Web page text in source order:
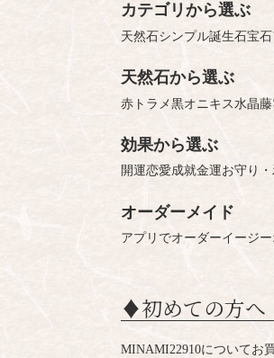
カテゴリから選ぶ
天然石シンプル誕生石宝石
天然石から選ぶ
赤トラメ黒オニキス水晶
効果から選ぶ
開運恋愛成就金運お守り
オーダーメイド
アプリでオーダーイージ
♦︎初めての方へ
MINAMI22910について お